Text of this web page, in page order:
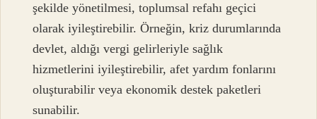
şekilde yönetilmesi, toplumsal refahı geçici
olarak iyileştirebilir. Örneğin, kriz durumlarında
devlet, aldığı vergi gelirleriyle sağlık
hizmetlerini iyileştirebilir, afet yardım fonlarını
oluşturabilir veya ekonomik destek paketleri
sunabilir.